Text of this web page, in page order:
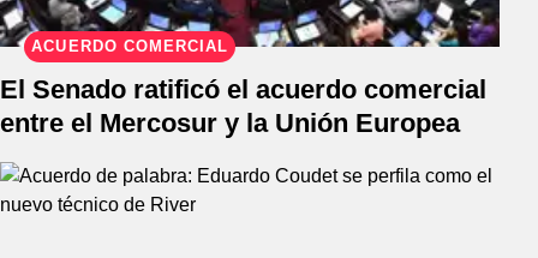
ACUERDO COMERCIAL
El Senado ratificó el acuerdo comercial
entre el Mercosur y la Unión Europea